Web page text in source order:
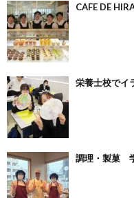
CAFE DE
栄養士校でイ
調理・製菓